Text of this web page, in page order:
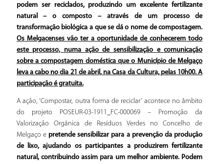
podem ser reciclados, produzindo um excelente fertilizante
natural – o composto – através de um processo de
transformação biológica a que se dá o nome de compostagem.
Os Melgacenses vão ter a oportunidade de conhecerem todo
este processo, numa ação de sensibilização e comunicação
sobre a compostagem doméstica que o Município de Melgaço
leva a cabo no dia 21 de abril, na Casa da Cultura, pelas 10h00. A
participação é gratuita.
A ação, ‘Compostar, outra forma de reciclar’ acontece no âmbito
do projeto POSEUR-03-1911_FC-000069 – Promoção da
Valorização Orgânica de Resíduos Verdes no Concelho de
Melgaço e pretende sensibilizar para a prevenção da produção
de lixo, ajudando os participantes a produzirem fertilizante
natural, contribuindo assim para um melhor ambiente. Podem